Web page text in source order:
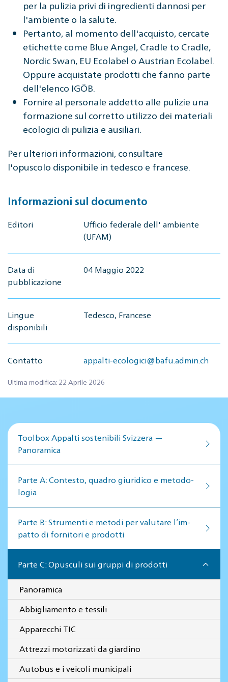
per la pulizia privi di ingredienti dannosi per
l'ambiente o la salute.
Pertanto, al momento dell'acquisto, cercate
etichette come Blue Angel, Cradle to Cradle,
Nordic Swan, EU Ecolabel o Austrian Ecolabel.
Oppure acquistate prodotti che fanno parte
dell'elenco IGÖB.
Fornire al personale addetto alle pulizie una
formazione sul corretto utilizzo dei materiali
ecologici di pulizia e ausiliari.
Per ulteriori informazioni, consultare
l'opuscolo disponibile in tedesco e francese.
Informazioni sul documento
Editori
Ufficio federale dell' ambiente
(UFAM)
Data di
pubblicazione
04 Maggio 2022
Lingue
disponibili
Tedesco, Francese
Contatto appalti-ecologici@bafu.admin.ch
Ultima modifica: 22 Aprile 2026
Toolbox Appalti sostenibili Svizzera —
Panoramica
Par­te A: Con­te­sto, qua­dro giu­ri­di­co e me­to­do­
lo­gia
Par­te B: Stru­men­ti e me­to­di per va­lu­ta­re l’im­
pat­to di for­ni­to­ri e pro­dot­ti
Parte C: Opusculi sui gruppi di prodotti
Panoramica
Abbigliamento e tessili
Apparecchi TIC
Attrezzi motorizzati da giardino
Autobus e i veicoli municipali